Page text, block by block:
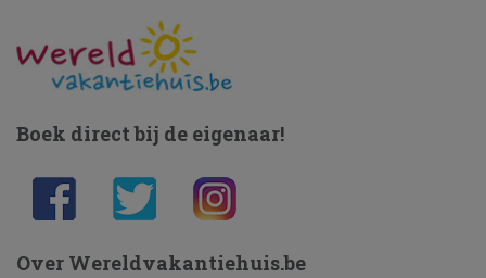
Boek direct bij de eigenaar!
Over Wereldvakantiehuis.be